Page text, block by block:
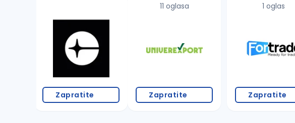
Zapratite
11 oglasa
Zapratite
1 oglas
Zapratite